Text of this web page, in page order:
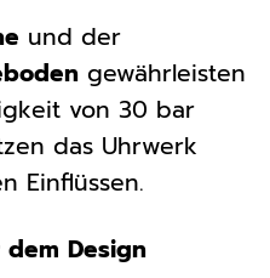
und der
gewährleisten
von 30 bar
das Uhrwerk
Einflüssen.
Design